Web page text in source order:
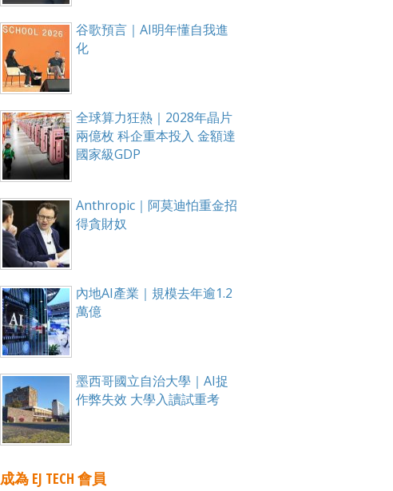
谷歌預言｜AI明年懂自我進
化
全球算力狂熱｜2028年晶片
兩億枚 科企重本投入 金額達
國家級GDP
Anthropic｜阿莫迪怕重金招
得貪財奴
內地AI產業｜規模去年逾1.2
萬億
墨西哥國立自治大學｜AI捉
作弊失效 大學入讀試重考
成為 EJ TECH 會員